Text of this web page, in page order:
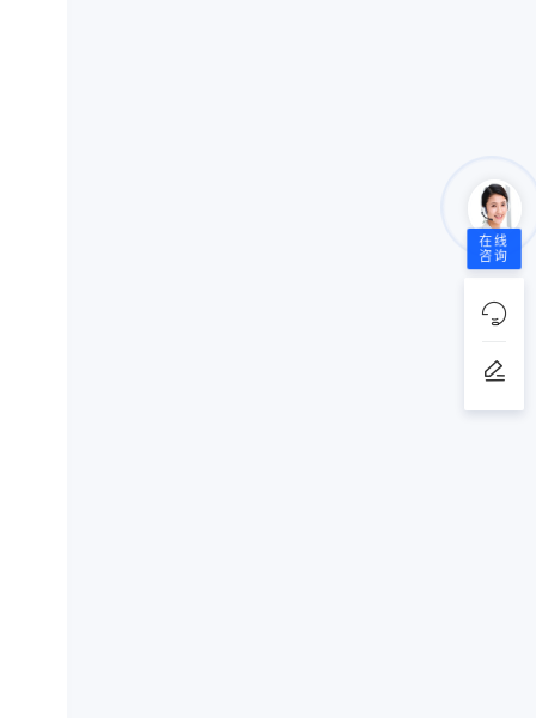
在线
咨询